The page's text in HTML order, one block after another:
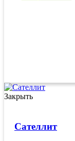
Закрыть
Сателлит